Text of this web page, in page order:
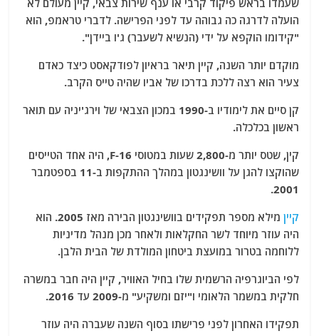
שעמדו בראש פיקוד קרבי או ענף שירות צבאי, קיין מעולם לא
הועלה לדרגה כה גבוהה עד לפני הפרישה. לדברי טראמפ, הוא
"קידומו הוקפא על ידי (הנשיא לשעבר) ג'ו ביידן".
מוקדם יותר השנה, קיין תיאר בראיון לפודקאסט כיצד כאדם
צעיר הוא רצה ללכת בדרכו של אביו שהיה טייס הקרב.
קן סיים את לימודיו ב-1990 במכון הצבאי של וירג'יניה עם תואר
ראשון בכלכלה.
קין, שטס יותר מ-2,800 שעות במטוסי F-16, היה אחד הטייסים
שהוקצו להגן על וושינגטון במהלך ההתקפות ב-11 בספטמבר
2001.
קיין
מילא מספר תפקידים בוושינגטון הבירה מאז 2005. הוא
היה עוזר מיוחד לשר החקלאות ולאחר מכן מנהל מדיניות
ללוחמה בטרור במועצת ביטחון המולדת של הבית הלבן.
לפי הביוגרפיה הרשמית שלו בחיל האוויר, קיין היה חבר במשרה
חלקית במשמר הלאומי ו"יזם ומשקיע" מ-2009 עד 2016.
תפקידו האחרון לפני פרישתו בסוף השנה שעברה היה עוזר